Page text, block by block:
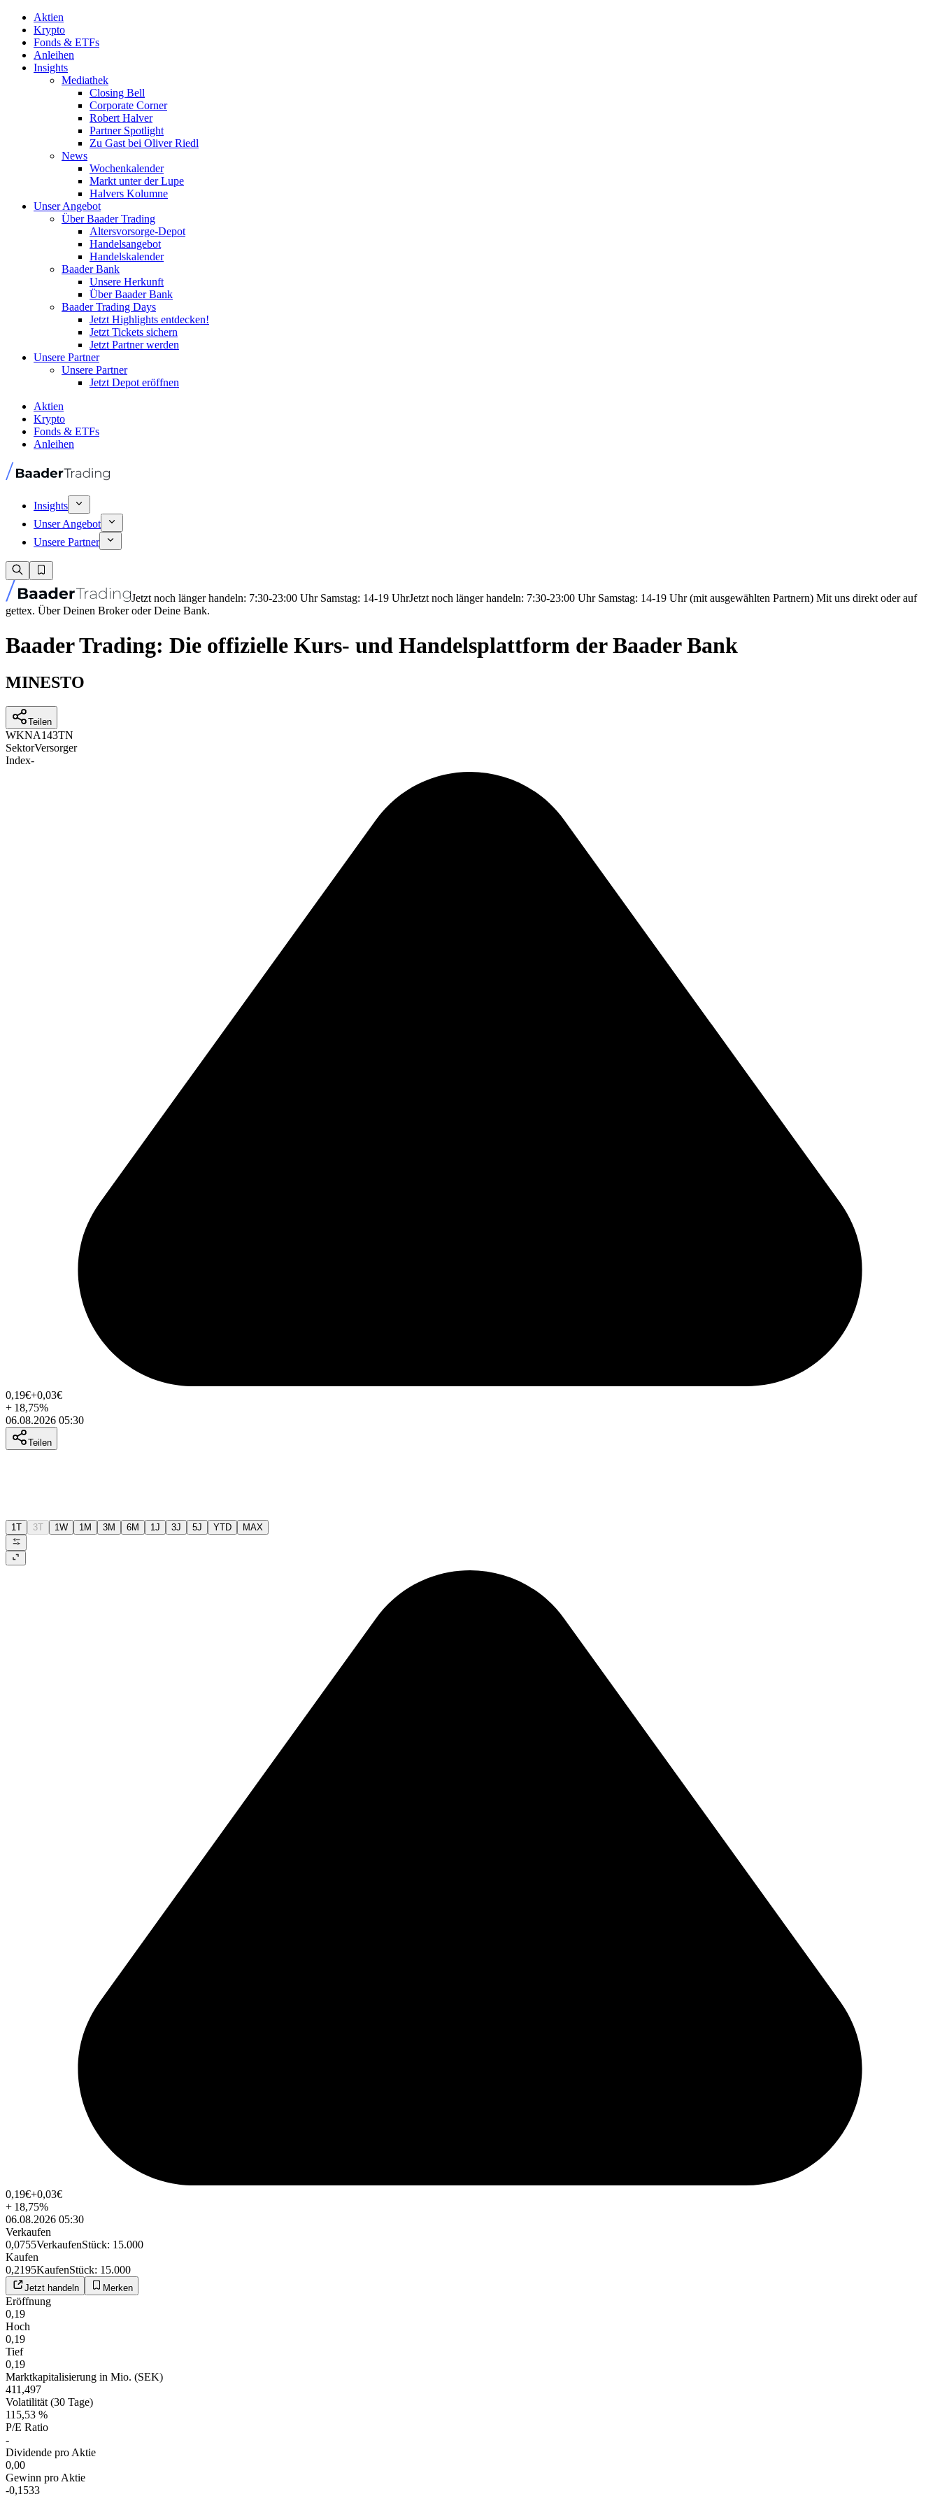
Aktien
Krypto
Fonds & ETFs
Anleihen
Insights
Mediathek
Closing Bell
Corporate Corner
Robert Halver
Partner Spotlight
Zu Gast bei Oliver Riedl
News
Wochenkalender
Markt unter der Lupe
Halvers Kolumne
Unser Angebot
Über Baader Trading
Altersvorsorge-Depot
Handelsangebot
Handelskalender
Baader Bank
Unsere Herkunft
Über Baader Bank
Baader Trading Days
Jetzt Highlights entdecken!
Jetzt Tickets sichern
Jetzt Partner werden
Unsere Partner
Unsere Partner
Jetzt Depot eröffnen
Aktien
Krypto
Fonds & ETFs
Anleihen
Insights
Unser Angebot
Unsere Partner
Jetzt noch länger handeln: 7:30-23:00 Uhr Samstag: 14-19 UhrJetzt noch länger handeln: 7:30-23:00 Uhr Samstag: 14-19 Uhr (mit ausgewählten Partnern) Mit uns direkt oder auf
gettex. Über Deinen Broker oder Deine Bank.
Baader Trading: Die offizielle Kurs- und Handelsplattform der Baader Bank
MINESTO
Teilen
WKNA143TN
SektorVersorger
Index-
0,19€+0,03€
+ 18,75%
06.08.2026 05:30
Teilen
1T 3T 1W 1M 3M 6M 1J 3J 5J YTD MAX
0,19€+0,03€
+ 18,75%
06.08.2026 05:30
Verkaufen
0,0755VerkaufenStück: 15.000
Kaufen
0,2195KaufenStück: 15.000
Jetzt handeln Merken
Eröffnung
0,19
Hoch
0,19
Tief
0,19
Marktkapitalisierung in Mio. (SEK)
411,497
Volatilität (30 Tage)
115,53 %
P/E Ratio
-
Dividende pro Aktie
0,00
Gewinn pro Aktie
-0,1533